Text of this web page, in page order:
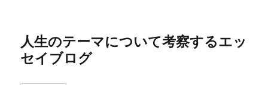
人生のテーマについて考察するエッ
セイブログ